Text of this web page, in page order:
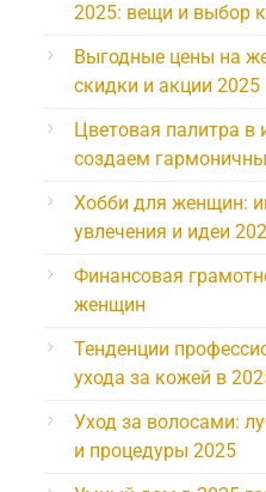
2025: вещи и выбор
Выгодные цены на
скидки и акции 2025
Цветовая палитра в
создаем
Хобби для женщин:
увлечения и идеи
Финансовая
женщин
Тенденции
ухода за кожей в
Уход за волосами:
и процедуры 2025